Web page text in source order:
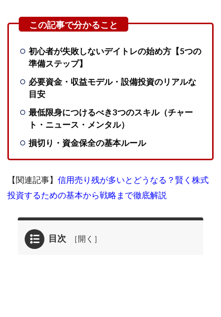
初心者が失敗しないデイトレの始め方【5つの
準備ステップ】
必要資金・収益モデル・設備投資のリアルな
目安
最低限身につけるべき3つのスキル（チャー
ト・ニュース・メンタル）
損切り・資金保全の基本ルール
【関連記事】 信用売り残が多いとどうなる？賢く株式
投資するための基本から戦略まで徹底解説
目次